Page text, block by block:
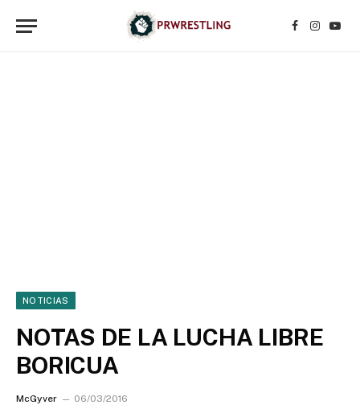
Facebook
NOTICIAS
NOTAS DE LA LUCHA LIBRE
BORICUA
McGyver 06/03/2016